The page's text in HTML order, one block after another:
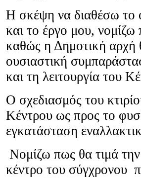
Η σκέψη να διαθέσω το
και το έργο μου, νομίζω
καθώς η Δημοτική αρχή
ουσιαστική
και τη λειτουργία του
Ο σχεδιασμός του
Κέντρου ως προς το
εγκατάσταση
Νομίζω πως θα τιμά
κέντρο του σύγχρονου